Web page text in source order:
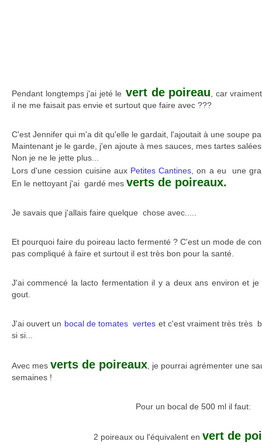
Pendant longtemps j'ai jeté le vert de poireau , car
il ne me faisait pas envie et surtout que faire avec ???
C'est Jennifer qui m'a dit qu'elle le gardait, l'ajoutait à une soupe
Maintenant je le garde, j'en ajoute à mes sauces, mes tartes
Non je ne le jette plus...
Lors d'une cession cuisine aux Petites Cantines , on a eu une
En le nettoyant j'ai gardé mes verts de poireaux.
Je savais que j'allais faire quelque chose avec.....
Et pourquoi faire du poireau lacto fermenté ? C'est un mode de
pas compliqué à faire et surtout il est très bon pour la santé.
J'ai commencé la lacto fermentation il y a deux ans environ et
gout.
J'ai ouvert un bocal de tomates vertes et c'est vraiment très très
si si...
Avec mes verts de poireaux , je pourrai agrémenter une
semaines !
Pour un bocal de 500 ml il faut:
2 poireaux ou l'équivalent en vert de